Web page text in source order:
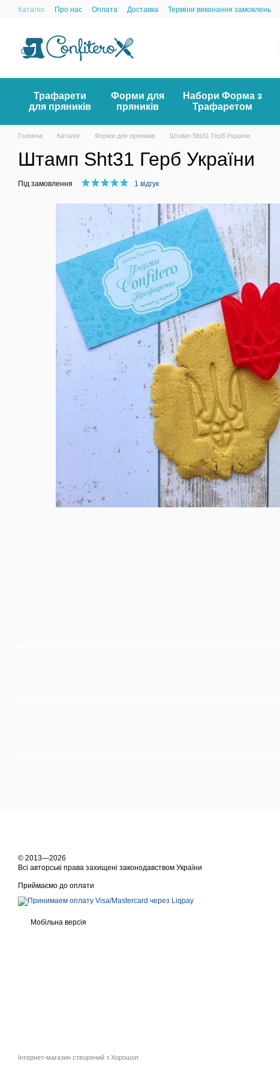
Перейти до основного контенту
Каталог Про нас Оплата Доставка Терміни виконання замовлень
Трафарети
для пряників
Форми для
пряників
Набори Форма з
Трафаретом
Головна Каталог Форми для пряників Штамп Sht31 Герб України
Штамп Sht31 Герб України
Під замовлення 1 відгук
© 2013—2026
Всі авторські права захищені законодавством України
Приймаємо до оплати
Мобільна версія
Інтернет-магазин створений з Хорошоп